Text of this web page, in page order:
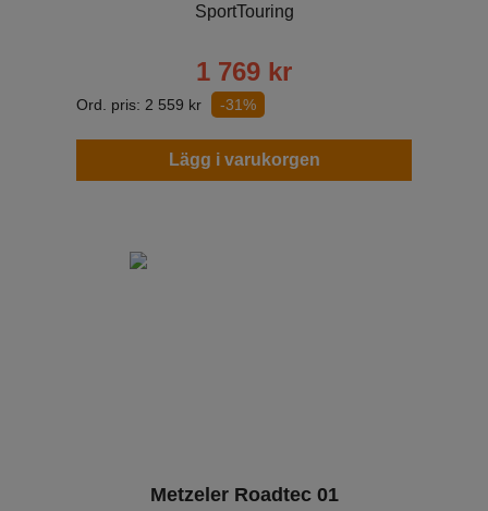
SportTouring
1 769 kr
Ord. pris: 2 559 kr -31%
Lägg i varukorgen
Metzeler Roadtec 01